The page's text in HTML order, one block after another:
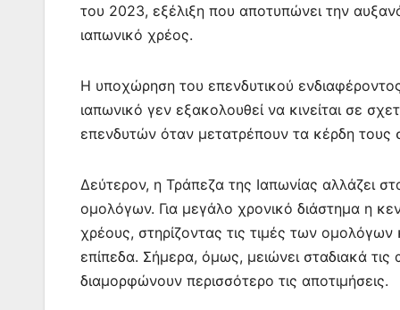
του 2023, εξέλιξη που αποτυπώνει την
ιαπωνικό χρέος.
Η υποχώρηση του επενδυτικού
ιαπωνικό γεν εξακολουθεί να κινείται σε
επενδυτών όταν μετατρέπουν τα κέρδη τους
Δεύτερον, η Τράπεζα της Ιαπωνίας αλλάζει
ομολόγων. Για μεγάλο χρονικό διάστημα η
χρέους, στηρίζοντας τις τιμές των
επίπεδα. Σήμερα, όμως, μειώνει σταδιακά τις
διαμορφώνουν περισσότερο τις αποτιμήσεις.